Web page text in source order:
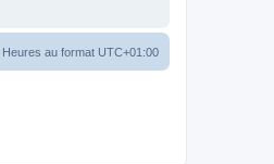
Heures au format UTC+01:00